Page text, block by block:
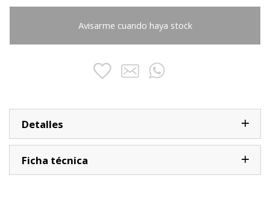
Avisarme cuando haya stock
Detalles
Ficha técnica